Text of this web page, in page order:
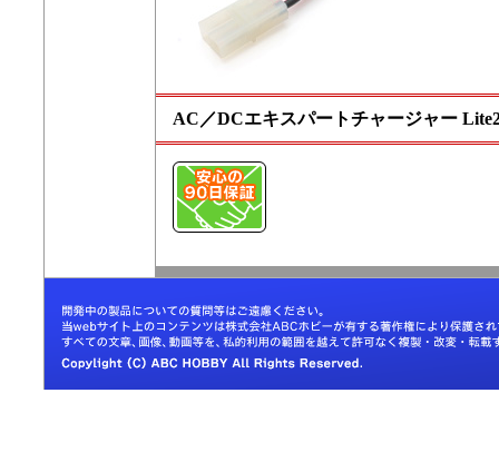
AC／DCエキスパートチャージャー